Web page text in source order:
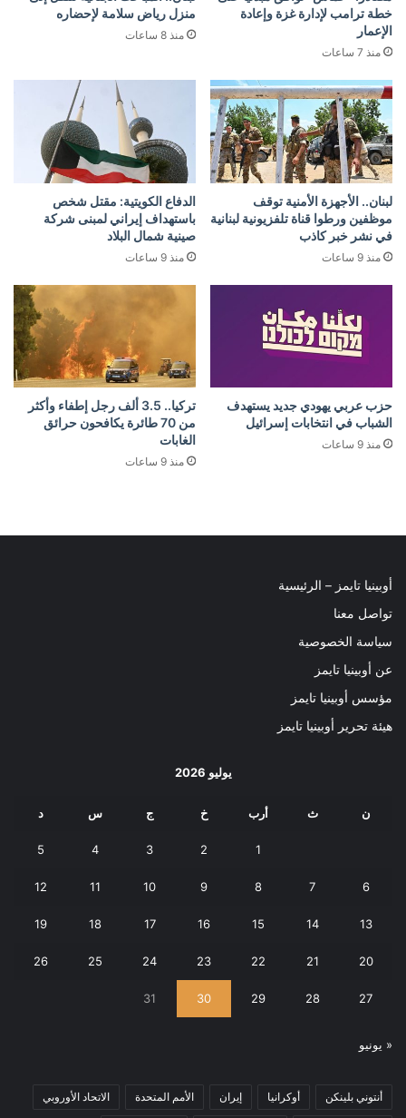
خطة ترامب لإدارة غزة وإعادة
الإعمار
منذ 7 ساعات
منزل رياض سلامة لإحضاره
منذ 8 ساعات
لبنان.. الأجهزة الأمنية توقف
موظفين ورطوا قناة تلفزيونية لبنانية
في نشر خبر كاذب
منذ 9 ساعات
الدفاع الكويتية: مقتل شخص
باستهداف إيراني لمبنى شركة
صينية شمال البلاد
منذ 9 ساعات
حزب عربي يهودي جديد يستهدف
الشباب في انتخابات إسرائيل
منذ 9 ساعات
تركيا.. 3.5 ألف رجل إطفاء وأكثر
من 70 طائرة يكافحون حرائق
الغابات
منذ 9 ساعات
أوبينيا تايمز – الرئيسية
تواصل معنا
سياسة الخصوصية
عن أوبينيا تايمز
مؤسس أوبينيا تايمز
هيئة تحرير أوبينيا تايمز
يوليو 2026
ن ث أرب خ ج س د
1
2
3
4
5
6
7
8
9
10
11
12
13
14
15
16
17
18
19
20
21
22
23
24
25
26
27
28
29
30
31
« يونيو
أنتوني بلينكن أوكرانيا إيران الأمم المتحدة الاتحاد الأوروبي